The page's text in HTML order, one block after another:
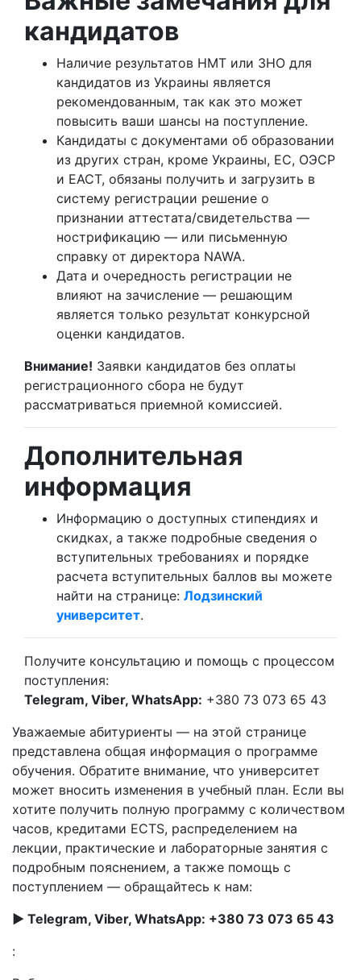
кандидатов
Наличие результатов НМТ или ЗНО для
кандидатов из Украины является
рекомендованным, так как это может
повысить ваши шансы на поступление.
Кандидаты с документами об образовании
из других стран, кроме Украины, ЕС, ОЭСР
и ЕАСТ, обязаны получить и загрузить в
систему регистрации решение о
признании аттестата/свидетельства —
нострификацию — или письменную
справку от директора NAWA.
Дата и очередность регистрации не
влияют на зачисление — решающим
является только результат конкурсной
оценки кандидатов.
Внимание! Заявки кандидатов без оплаты
регистрационного сбора не будут
рассматриваться приемной комиссией.
Дополнительная
информация
Информацию о доступных стипендиях и
скидках, а также подробные сведения о
вступительных требованиях и порядке
расчета вступительных баллов вы можете
найти на странице: Лодзинский
университет.
Получите консультацию и помощь с процессом
поступления:
Telegram, Viber, WhatsApp: +380 73 073 65 43
Уважаемые абитуриенты — на этой странице
представлена общая информация о программе
обучения. Обратите внимание, что университет
может вносить изменения в учебный план. Если вы
хотите получить полную программу с количеством
часов, кредитами ECTS, распределением на
лекции, практические и лабораторные занятия с
подробным пояснением, а также помощь с
поступлением — обращайтесь к нам:
► Telegram, Viber, WhatsApp: +380 73 073 65 43
: